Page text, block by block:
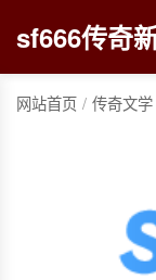
sf666传奇
网站首页 / 传奇文学